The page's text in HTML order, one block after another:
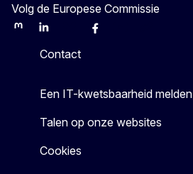
Volg de Europese Commissie
MastodonLinkedInBlueskyFacebook
Contact
Een IT-kwetsbaarheid melden
Talen op onze websites
Cookies